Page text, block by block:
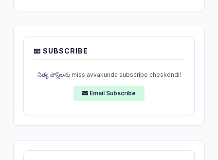
📧 SUBSCRIBE
నిత్య పోస్ట్‌లను miss avvakunda subscribe cheskondi!
Email Subscribe